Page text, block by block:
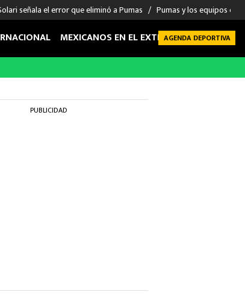
señala el error que eliminó a Pumas Pumas y los equipos
MEXICANOS EN EL EXTRANJERO FUTBOL
AGENDA DEPORTIVA
PUBLICIDAD